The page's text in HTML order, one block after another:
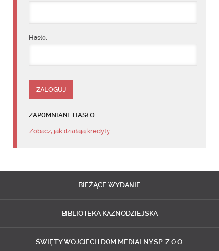
Hasło:
ZAPOMNIANE HASŁO
Zobacz, jak działają kredyty
BIEŻĄCE WYDANIE
BIBLIOTEKA KAZNODZIEJSKA
ŚWIĘTY WOJCIECH DOM MEDIALNY SP. Z O.O.